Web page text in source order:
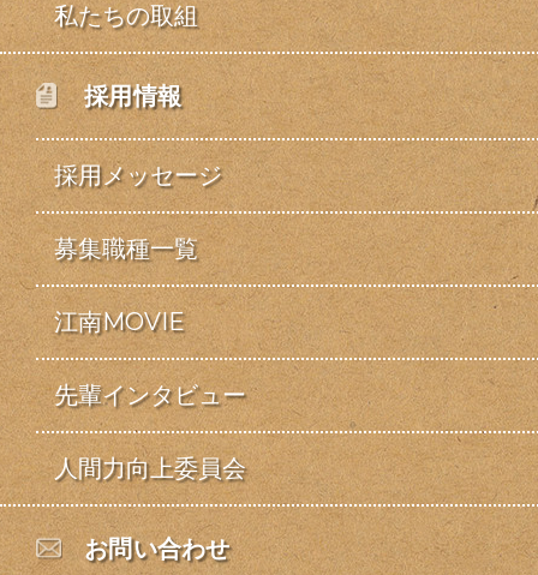
私たちの取組
採用情報
採用メッセージ
募集職種一覧
江南MOVIE
先輩インタビュー
人間力向上委員会
お問い合わせ